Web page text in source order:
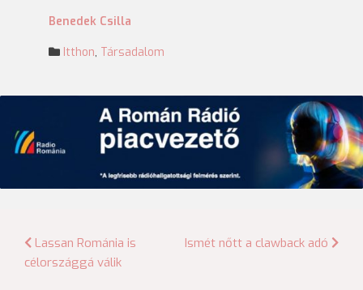
Benedek Csilla
Itthon, Társadalom
Bejegyzés
navigáció
Lassan Románia is
célországgá válik
Ismét nőtt a clawback adó